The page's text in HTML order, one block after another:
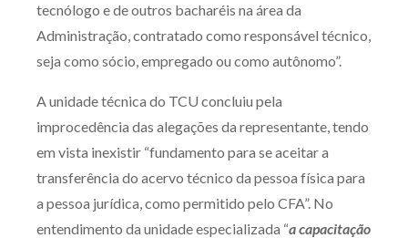
Av. Sete de Setembro, 4698
Batel
PR 80240-000
Telefone (41) 2109-8666
Whatsapp (41) 98881-6616
tecnólogo e de outros bacharéis na área da
Administração, contratado como responsável técnico,
seja como sócio, empregado ou como autônomo”.
A unidade técnica do TCU concluiu pela
improcedência das alegações da representante, tendo
em vista inexistir “fundamento para se aceitar a
transferência do acervo técnico da pessoa física para
a pessoa jurídica, como permitido pelo CFA”. No
entendimento da unidade especializada “a capacitação